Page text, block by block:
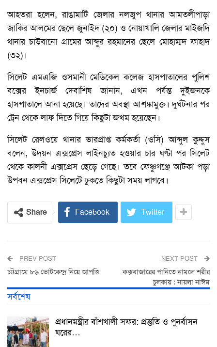
আহতরা হলেন, রাঙামাটি জেলার নলজুপ থানার আমতলীপাড়া
জাকির আলমের ছেলে জুনাইদ (২০) ও নোয়াখালি জেলার মাইজদি
থানার চাউবানো গ্রামের আব্দুর রহমানের ছেলে মোহাম্মদ ফাহাদ
(৩২)।
সিলেট এমএজি ওসমানী মেডিকেল কলেজ হাসপাতালের পুলিশ
বক্সের ইনচার্জ দেবাশিষ জানান, এখন পর্যন্ত দুইজনকে
হাসপাতালে আনা হয়েছে। তাদের অবস্থা আশঙ্কামুক্ত। দুর্ঘটনার পর
ট্রেন থেকে লাফ দিতে গিয়ে কিছুটা জখম হয়েছেন।
সিলেট রেলওয়ে থানার ভারপ্রাপ্ত কর্মকর্তা (ওসি) আব্দুল কুদ্দুস
বলেন, উদয়ন এক্সপ্রেস লাইনচ্যুত হওয়ার চার ঘণ্টা পর সিলেট
থেকে কালনী এক্সপ্রেস ছেড়ে গেছে। তবে ফেঞ্চুগঞ্জে আটকা পড়া
উপবন এক্সপ্রেস সিলেটে ঢুকতে কিছুটা সময় লাগবে।
Share Facebook Twitter
PREV POST
চট্টগ্রামে ৮৬ ভোটকেন্দ্র নিয়ে আপত্তি
NEXT POST
কক্সবাজারের পানিতে নামলে শরীর
চুলকায় : নায়লা নাঈম
সর্বশেষ
প্রধানমন্ত্রীর বাঁশখালী সফর: প্রস্তুতি ও পুনর্বাসন
ঘরের…